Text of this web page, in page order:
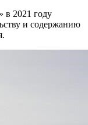
в 2021 году
и содержанию